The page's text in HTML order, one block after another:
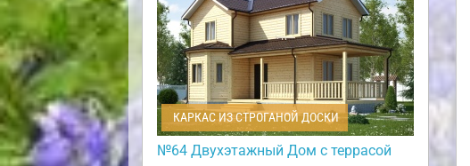
КАРКАС ИЗ СТРОГАНОЙ ДОСКИ
№64 Двухэтажный Дом с террасой